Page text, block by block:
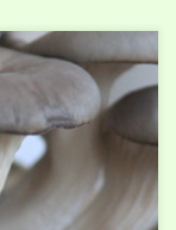
400 g. de
2 cuil. […]